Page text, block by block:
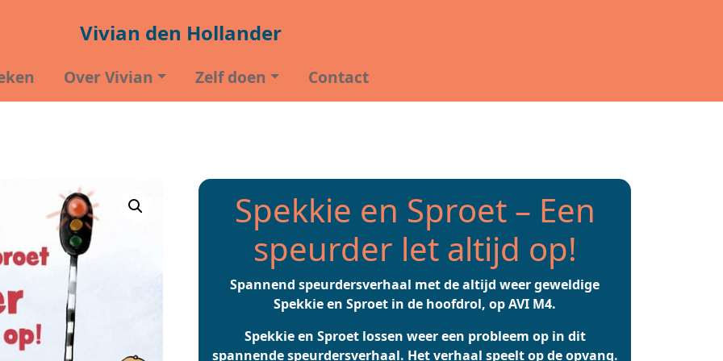
Vivian den Hollander
Over Vivian Zelf doen Contact
Spekkie en Sproet – Een
speurder let altijd op!
Spannend speurdersverhaal met de altijd weer geweldige
Spekkie en Sproet in de hoofdrol, op AVI M4.
Spekkie en Sproet lossen weer een probleem op in dit
spannende speurdersverhaal. Het verhaal speelt op de opvang.